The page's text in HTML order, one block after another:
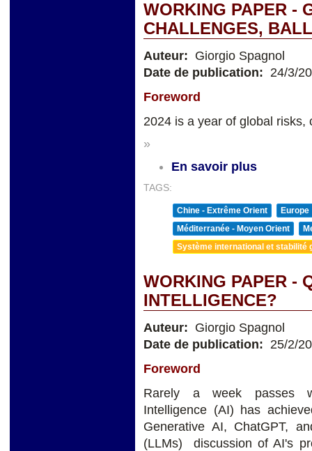
WORKING PAPER -
CHALLENGES,
Auteur: Giorgio Spagnol
Date de publication: 24/3/
Foreword
2024 is a year of global
»
En savoir plus
TAGS:
Chine - Extrême Orient
Europe
Méditerranée - Moyen Orient
Système international et stabilité
WORKING PAPER -
INTELLIGENCE?
Auteur: Giorgio Spagnol
Date de publication: 25/2/
Foreword
Rarely a week passes
Intelligence (AI) has
Generative AI, ChatGPT,
(LLMs) discussion of AI's